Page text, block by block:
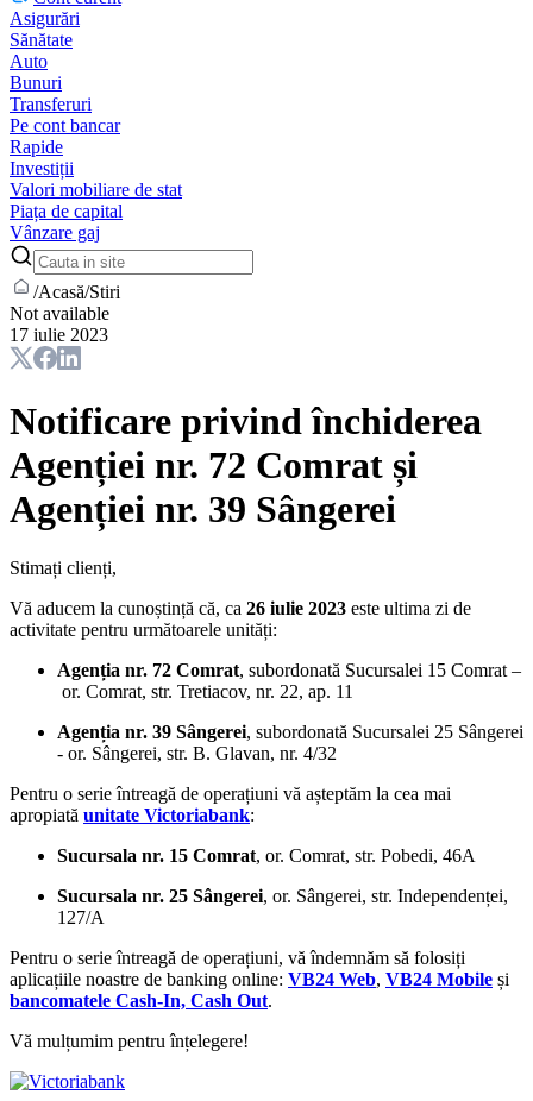
Asigurări
Sănătate
Auto
Bunuri
Transferuri
Pe cont bancar
Rapide
Investiții
Valori mobiliare de stat
Piața de capital
Vânzare gaj
/Acasă/Stiri
Not available
17 iulie 2023
Notificare privind închiderea
Agenției nr. 72 Comrat și
Agenției nr. 39 Sângerei
Stimați clienți,
Vă aducem la cunoștință că, ca 26 iulie 2023 este ultima zi de
activitate pentru următoarele unități:
Agenția nr. 72 Comrat, subordonată Sucursalei 15 Comrat –
or. Comrat, str. Tretiacov, nr. 22, ap. 11
Agenția nr. 39 Sângerei, subordonată Sucursalei 25 Sângerei
- or. Sângerei, str. B. Glavan, nr. 4/32
Pentru o serie întreagă de operațiuni vă așteptăm la cea mai
apropiată unitate Victoriabank:
Sucursala nr. 15 Comrat, or. Comrat, str. Pobedi, 46A
Sucursala nr. 25 Sângerei, or. Sângerei, str. Independenței,
127/A
Pentru o serie întreagă de operațiuni, vă îndemnăm să folosiți
aplicațiile noastre de banking online: VB24 Web, VB24 Mobile și
bancomatele Cash-In, Cash Out.
Vă mulțumim pentru înțelegere!